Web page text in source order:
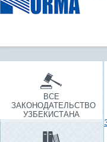
ВСЕ
ЗАКОНОДАТЕЛЬСТВО
УЗБЕКИСТАНА